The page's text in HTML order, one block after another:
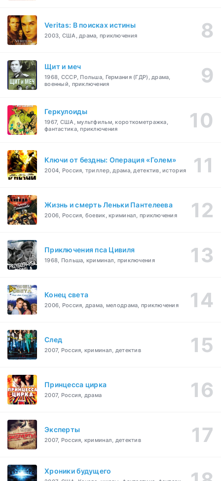
Veritas: В поисках истины
2003, США, драма, приключения
Щит и меч
1968, СССР, Польша, Германия (ГДР), драма,
военный, приключения
Геркулоиды
1967, США, мультфильм, короткометражка,
фантастика, приключения
Ключи от бездны: Операция «Голем»
2004, Россия, триллер, драма, детектив, история
Жизнь и смерть Леньки Пантелеева
2006, Россия, боевик, криминал, приключения
Приключения пса Цивиля
1968, Польша, криминал, приключения
Конец света
2006, Россия, драма, мелодрама, приключения
След
2007, Россия, криминал, детектив
Принцесса цирка
2007, Россия, драма
Эксперты
2007, Россия, криминал, детектив
Хроники будущего